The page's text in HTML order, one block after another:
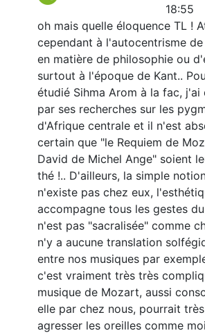
18:55
oh mais quelle éloquence TL !
cependant à l'autocentrisme
en matière de philosophie ou
surtout à l'époque de Kant..
étudié Sihma Arom à la fac, j'ai
par ses recherches sur les
d'Afrique centrale et il n'est
certain que "le Requiem de
David de Michel Ange" soient
thé !.. D'ailleurs, la simple
n'existe pas chez eux,
accompagne tous les gestes
n'est pas "sacralisée" comme
n'y a aucune translation
entre nos musiques par
c'est vraiment très très
musique de Mozart, aussi
elle par chez nous, pourrait
agresser les oreilles comme